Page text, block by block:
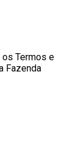
Termos e
Fazenda